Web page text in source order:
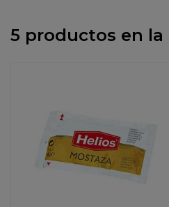
5 productos en